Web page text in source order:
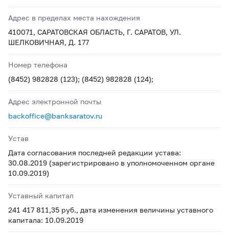
Адрес в пределах места нахождения
410071, САРАТОВСКАЯ ОБЛАСТЬ, Г. САРАТОВ, УЛ.
ШЕЛКОВИЧНАЯ, Д. 177
Номер телефона
(8452) 982828 (123); (8452) 982828 (124);
Адрес электронной почты
backoffice@banksaratov.ru
Устав
Дата согласования последней редакции устава:
30.08.2019 (зарегистрировано в уполномоченном органе
10.09.2019)
Уставный капитал
241 417 811,35 руб., дата изменения величины уставного
капитала: 10.09.2019